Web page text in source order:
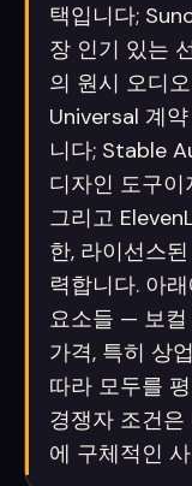
택입니다;
장 인기 있는
의 원시 오디
Universal 계
니다; Stable
디자인 도구
그리고
한, 라이선스
력합니다. 아
요소들 — 보컬
가격, 특히 상
따라 모두를
경쟁자 조건은
에 구체적인